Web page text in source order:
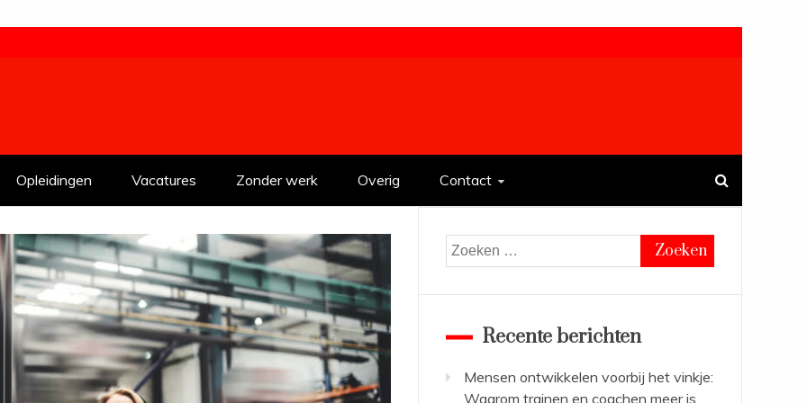
Opleidingen Vacatures Zonder werk Overig Contact
Zoeken
naar:
Recente berichten
Mensen ontwikkelen voorbij het vinkje:
Waarom trainen en coachen meer is